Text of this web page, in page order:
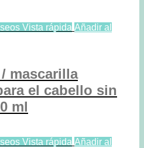
Vista rápida Añadir al
mascarilla
el cabello sin
ml
Vista rápida Añadir al